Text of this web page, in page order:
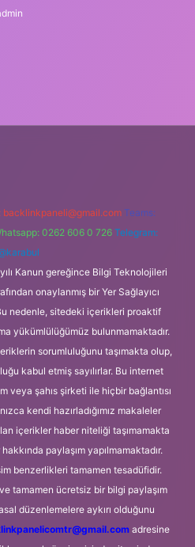
backlinkpaneli@gmail.com Teams:
0262 606 0 726 Telegram:
Kanun gereğince Bilgi Teknolojileri
onaylanmış bir Yer Sağlayıcı
nedenle, sitedeki içerikleri proaktif
yükümlülüğümüz bulunmamaktadır.
sorumluluğunu taşımakta olup,
kabul etmiş sayılırlar. Bu internet
veya şahıs şirketi ile hiçbir bağlantısı
kendi hazırladığımız makaleler
içerikler haber niteliği taşımamakta
paylaşım yapılmamaktadır.
benzerlikleri tamamen tesadüfidir.
tamamen ücretsiz bir bilgi paylaşım
düzenlemelere aykırı olduğunu
adresine